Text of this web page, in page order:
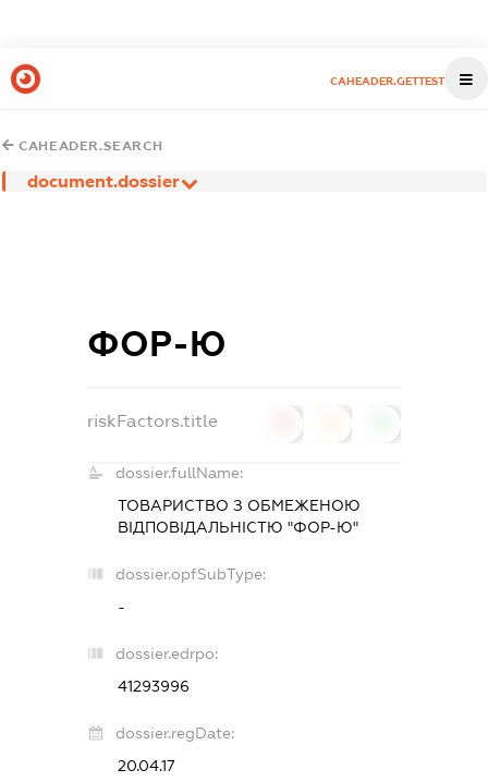
CAHEADER.GETTEST
CAHEADER.SEARCH
document.dossier
ФОР-Ю
riskFactors.title
dossier.fullName:
ТОВАРИСТВО З ОБМЕЖЕНОЮ
ВІДПОВІДАЛЬНІСТЮ "ФОР-Ю"
dossier.opfSubType:
-
dossier.edrpo:
41293996
dossier.regDate:
20.04.17